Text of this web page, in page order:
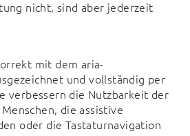
nicht, sind aber jederzeit
mit dem aria-
und vollständig per
verbessern die Nutzbarkeit der
die assistive
oder die Tastaturnavigation